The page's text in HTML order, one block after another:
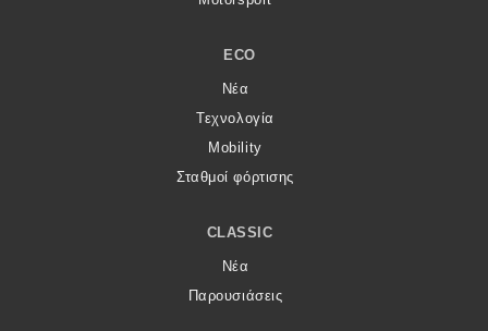
ECO
Νέα
Τεχνολογία
Mobility
Σταθμοί φόρτισης
CLASSIC
Νέα
Παρουσιάσεις